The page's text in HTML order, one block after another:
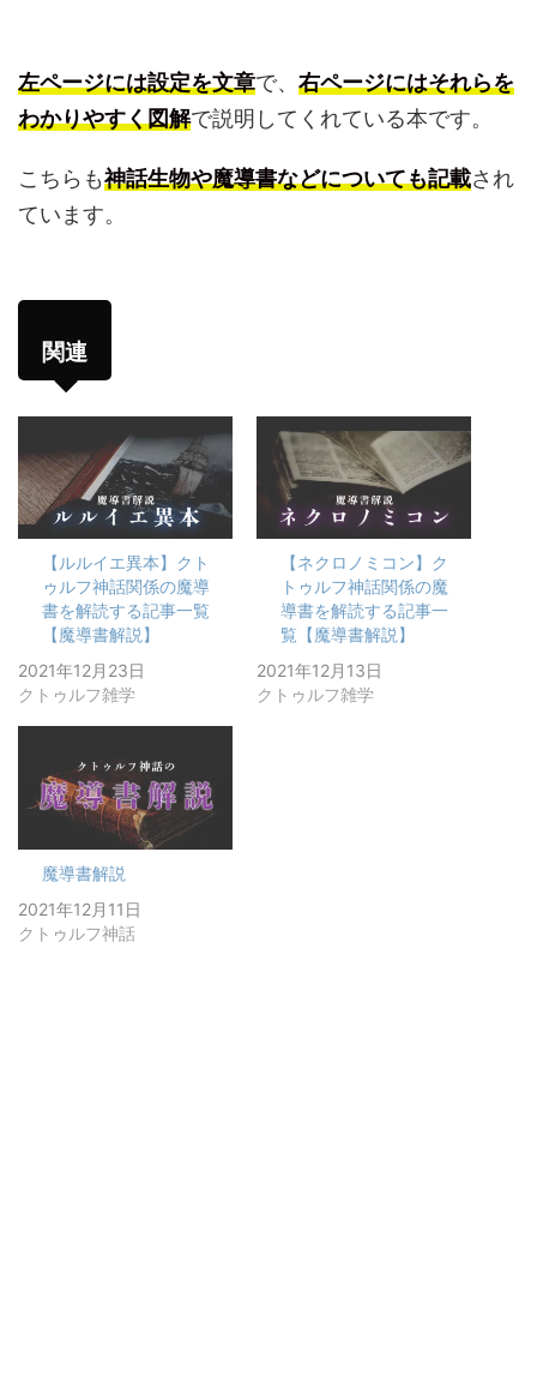
左ページには設定を文章で、 右ページにはそれらを
わかりやすく図解で説明してくれている本です。
こちらも神話生物や魔導書などについても記載され
ています。
関連
【ルルイエ異本】クト
ゥルフ神話関係の魔導
書を解読する記事一覧
【魔導書解説】
2021年12月23日
クトゥルフ雑学
【ネクロノミコン】ク
トゥルフ神話関係の魔
導書を解読する記事一
覧【魔導書解説】
2021年12月13日
クトゥルフ雑学
魔導書解説
2021年12月11日
クトゥルフ神話